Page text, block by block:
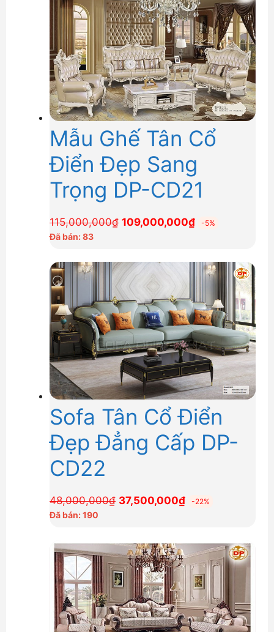
Mẫu Ghế Tân Cổ
Điển Đẹp Sang
Trọng DP-CD21
115,000,000₫ Giá
115,000,000₫.
109,000,000₫Giá
là:
109,000,000₫.
-5%
Đã bán: 83
Sofa Tân Cổ Điển
Đẹp Đẳng Cấp DP-
CD22
48,000,000₫ Giá
48,000,000₫.
37,500,000₫Giá
là:
37,500,000₫.
-22%
Đã bán: 190